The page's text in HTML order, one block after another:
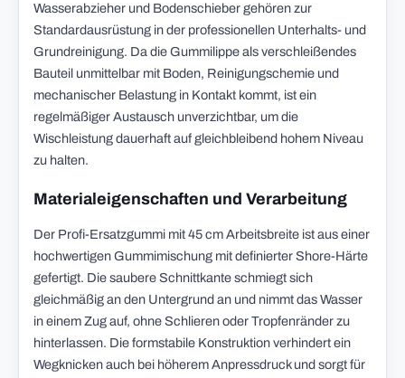
Wasserabzieher und Bodenschieber gehören zur
Standardausrüstung in der professionellen Unterhalts- und
Grundreinigung. Da die Gummilippe als verschleißendes
Bauteil unmittelbar mit Boden, Reinigungschemie und
mechanischer Belastung in Kontakt kommt, ist ein
regelmäßiger Austausch unverzichtbar, um die
Wischleistung dauerhaft auf gleichbleibend hohem Niveau
zu halten.
Materialeigenschaften und Verarbeitung
Der Profi-Ersatzgummi mit 45 cm Arbeitsbreite ist aus einer
hochwertigen Gummimischung mit definierter Shore-Härte
gefertigt. Die saubere Schnittkante schmiegt sich
gleichmäßig an den Untergrund an und nimmt das Wasser
in einem Zug auf, ohne Schlieren oder Tropfenränder zu
hinterlassen. Die formstabile Konstruktion verhindert ein
Wegknicken auch bei höherem Anpressdruck und sorgt für